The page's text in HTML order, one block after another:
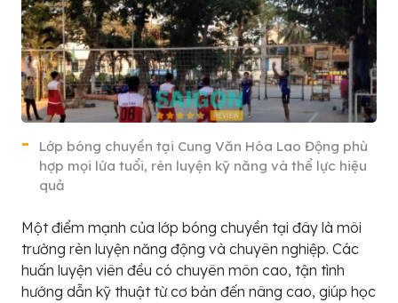
Lớp bóng chuyền tại Cung Văn Hóa Lao Động phù
hợp mọi lứa tuổi, rèn luyện kỹ năng và thể lực hiệu
quả
Một điểm mạnh của lớp bóng chuyền tại đây là môi
trường rèn luyện năng động và chuyên nghiệp. Các
huấn luyện viên đều có chuyên môn cao, tận tình
hướng dẫn kỹ thuật từ cơ bản đến nâng cao, giúp học